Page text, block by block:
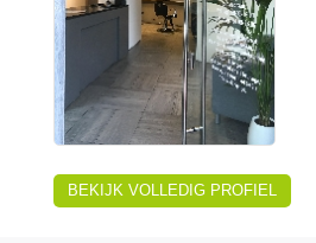
BEKIJK VOLLEDIG PROFIEL